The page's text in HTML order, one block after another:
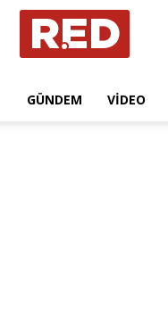
GÜNDEM VIDEO